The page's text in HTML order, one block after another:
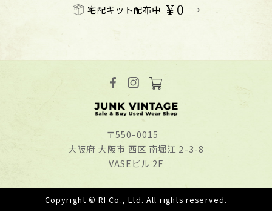
宅配キット配布中 ￥0
〒550-0015
⼤阪府 ⼤阪市 ⻄区 南堀江 2-3-8
VASEビル 2F
Copyright © RI Co., Ltd. All rights reserved.